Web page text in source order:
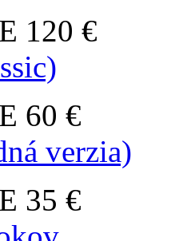
120 €
60 €
verzia)
35 €